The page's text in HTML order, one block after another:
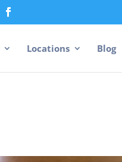
Locations Blog